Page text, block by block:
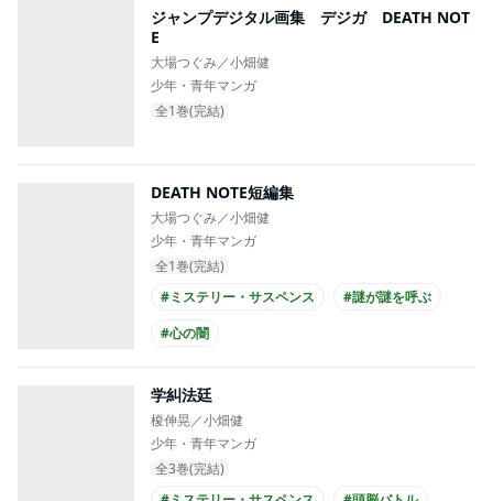
ジャンプデジタル画集 デジガ DEATH NOT
E
大場つぐみ／小畑健
少年・青年マンガ
全1巻(完結)
DEATH NOTE短編集
大場つぐみ／小畑健
少年・青年マンガ
全1巻(完結)
#ミステリー・サスペンス
#謎が謎を呼ぶ
#心の闇
学糾法廷
榎伸晃／小畑健
少年・青年マンガ
全3巻(完結)